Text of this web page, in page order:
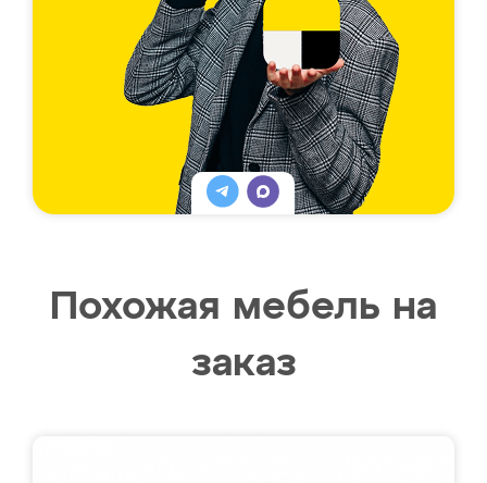
Похожая мебель на
заказ